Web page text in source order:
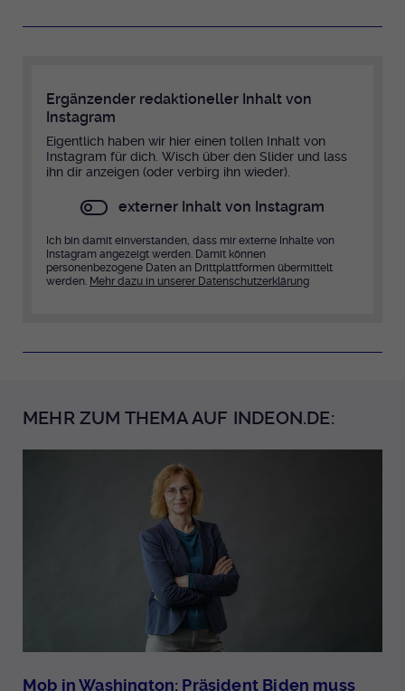
Ergänzender redaktioneller Inhalt von
Instagram
Eigentlich haben wir hier einen tollen Inhalt von
Instagram für dich. Wisch über den Slider und lass
ihn dir anzeigen (oder verbirg ihn wieder).
externer Inhalt von Instagram
Ich bin damit einverstanden, dass mir externe Inhalte von
Instagram angezeigt werden. Damit können
personenbezogene Daten an Drittplattformen übermittelt
werden. Mehr dazu in unserer Datenschutzerklärung
MEHR ZUM THEMA AUF INDEON.DE:
Mob in Washington: Präsident Biden muss